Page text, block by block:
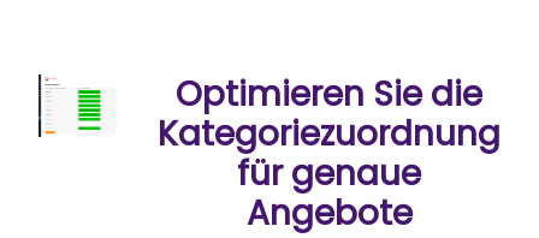
Optimieren Sie die
Kategoriezuordnung
für genaue
Angebote